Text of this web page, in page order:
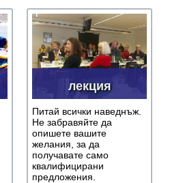
лекция
Питай всички наведнъж.
Не забравяйте да
опишете вашите
желания, за да
получавате само
квалифицирани
предложения.